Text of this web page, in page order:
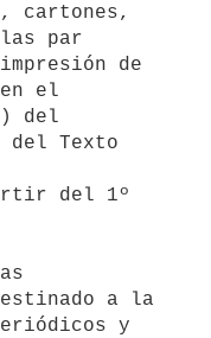
cartones,
par
de
el
del
Texto
del 1º
a la
y